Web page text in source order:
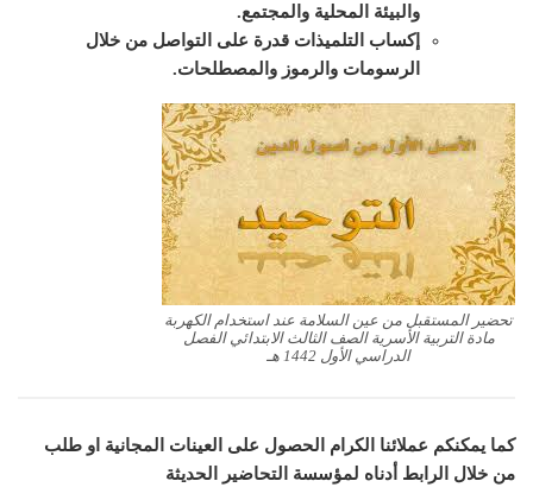
والبيئة المحلية والمجتمع.
إكساب التلميذات قدرة على التواصل من خلال
الرسومات والرموز والمصطلحات.
تحضير المستقبل من عين السلامة عند استخدام الكهربة
مادة التربية الأسرية الصف الثالث الابتدائي الفصل
الدراسي الأول 1442 هـ
كما يمكنكم عملائنا الكرام الحصول على العينات المجانية او طلب
من خلال الرابط أدناه لمؤسسة التحاضير الحديثة